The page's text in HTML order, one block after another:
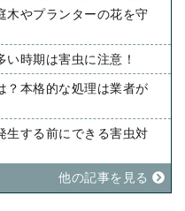
木やプランターの花を守
時期は害虫に注意！
？本格的な処理は業者が
生する前にできる害虫対
他の記事を⾒る